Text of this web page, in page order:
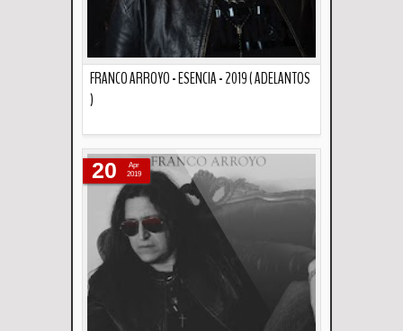
FRANCO ARROYO - ESENCIA - 2019 ( ADELANTOS
)
20
Apr
2019